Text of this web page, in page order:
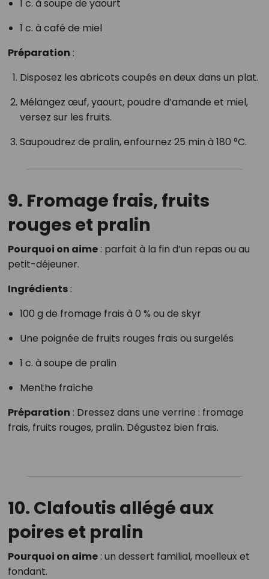
1 c. à soupe de yaourt
1 c. à café de miel
Préparation :
Disposez les abricots coupés en deux dans un plat.
Mélangez œuf, yaourt, poudre d’amande et miel,
versez sur les fruits.
Saupoudrez de pralin, enfournez 25 min à 180 °C.
9. Fromage frais, fruits
rouges et pralin
Pourquoi on aime: parfait à la fin d’un repas ou au
petit-déjeuner.
Ingrédients:
100 g de fromage frais à 0 % ou de skyr
Une poignée de fruits rouges frais ou surgelés
1 c. à soupe de pralin
Menthe fraîche
Préparation : Dressez dans une verrine : fromage
frais, fruits rouges, pralin. Dégustez bien frais.
10. Clafoutis allégé aux
poires et pralin
Pourquoi on aime: un dessert familial, moelleux et
fondant.